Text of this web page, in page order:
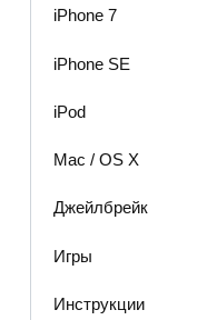
iPhone 7
iPhone SE
iPod
Mac / OS X
Джейлбрейк
Игры
Инструкции